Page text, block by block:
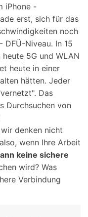
iPhone -
erst, sich für das
noch
Niveau. In 15
5G und WLAN
heute in einer
hätten. Jeder
Das
Durchsuchen von
denken nicht
wenn Ihre Arbeit
keine sichere
wird? Was
Verbindung